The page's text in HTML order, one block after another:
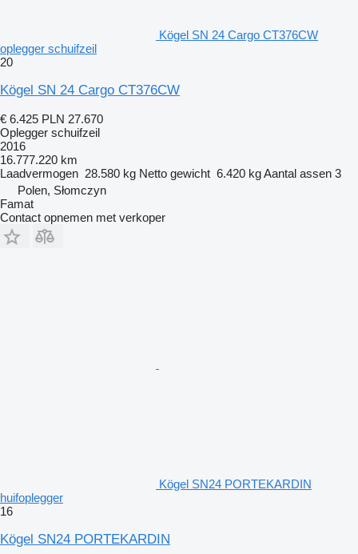
Kögel SN 24 Cargo CT376CW
oplegger schuifzeil
20
Kögel SN 24 Cargo CT376CW
€ 6.425 PLN 27.670
Oplegger schuifzeil
2016
16.777.220 km
Laadvermogen 28.580 kg Netto gewicht 6.420 kgAantal assen 3
Polen, Słomczyn
Famat
Contact opnemen met verkoper
Kögel SN24 PORTEKARDIN
huifoplegger
16
Kögel SN24 PORTEKARDIN